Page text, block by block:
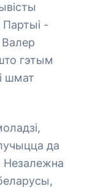
-
гэтым
шмат
да
Незалежна